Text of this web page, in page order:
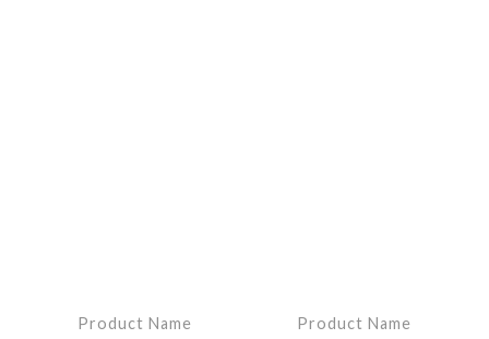
Product Name Product Name